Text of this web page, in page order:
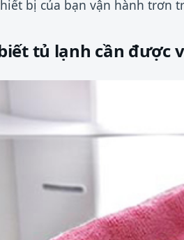
bị của bạn vận hành trơn
tủ lạnh cần được